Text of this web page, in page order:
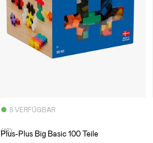
8 VERFÜGBAR
(18)
Plus-Plus Big Basic 100 Teile